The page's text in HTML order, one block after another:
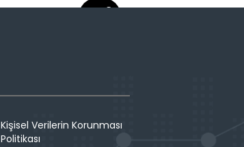
Kişisel Verilerin Korunması
Politikası